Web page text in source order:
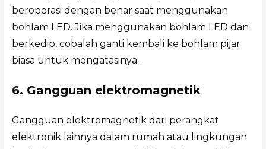
beroperasi dengan benar saat menggunakan
bohlam LED. Jika menggunakan bohlam LED dan
berkedip, cobalah ganti kembali ke bohlam pijar
biasa untuk mengatasinya.
6. Gangguan elektromagnetik
Gangguan elektromagnetik dari perangkat
elektronik lainnya dalam rumah atau lingkungan